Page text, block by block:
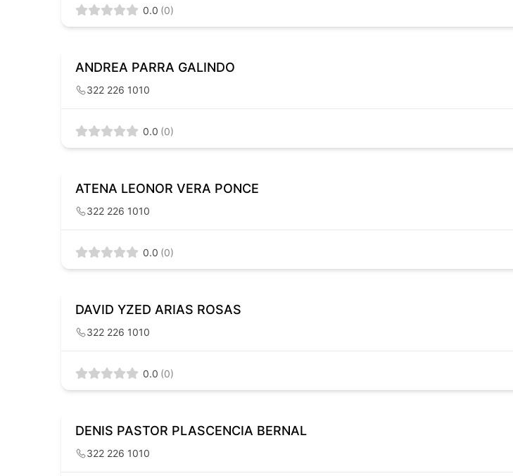
0.0 (0)
ANDREA PARRA GALINDO
322 226 1010
0.0 (0)
ATENA LEONOR VERA PONCE
322 226 1010
0.0 (0)
DAVID YZED ARIAS ROSAS
322 226 1010
0.0 (0)
DENIS PASTOR PLASCENCIA BERNAL
322 226 1010